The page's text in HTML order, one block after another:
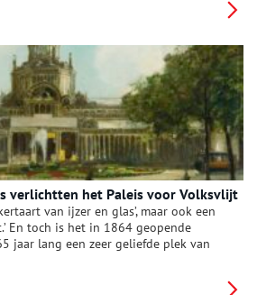
verlichtten het Paleis voor Volksvlijt
van ijzer en glas’, maar ook een
En toch is het in 1864 geopende
jaar lang een zeer geliefde plek van